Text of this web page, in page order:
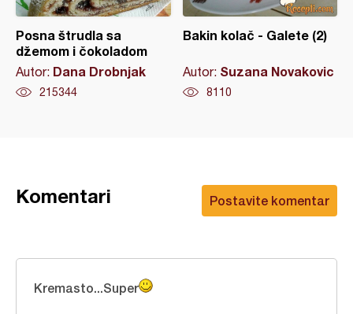
Posna štrudla sa
džemom i čokoladom
Autor: Dana Drobnjak
215344
Bakin kolač - Galete (2)
Autor: Suzana Novakovic
8110
Postavite komentar
Komentari
Kremasto...Super